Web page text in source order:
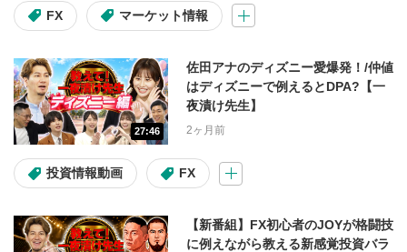
動画の種類
デイリー市況 個別銘柄情報
市況・全体相場 速報
注目・人気動画
シリーズ
FX マーケット情報
27:46
佐田アナのディズニー愛爆発！/仲値
はディズニーで例えるとDPA?【一
夜漬け先生】
2ヶ月前
投資情報動画 FX
【新番組】FX初心者のJOYが格闘技
に例えながら教える新感覚投資バラ